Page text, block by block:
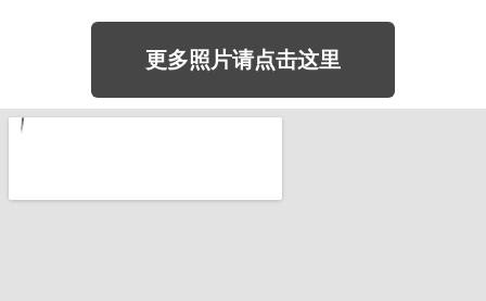
更多照片请点击这里